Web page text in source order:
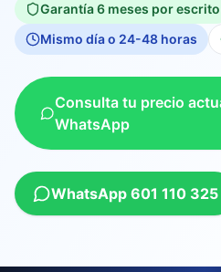
Garantía6 meses por escrito
Mismo día o 24-48 horas
Consulta tu precio
WhatsApp
WhatsApp 601 110 325